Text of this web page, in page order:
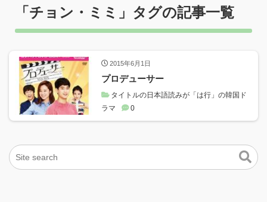
「チョン・ミミ 」タグの記事一覧
2015年6月1日
プロデューサー
タイトルの日本語読みが「は行」の韓国ド
ラマ
0